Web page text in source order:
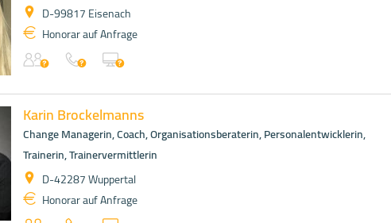
D-99817 Eisenach
Honorar auf Anfrage
Karin Brockelmanns
Change Managerin, Coach, Organisationsberaterin, Personalentwicklerin,
Trainerin, Trainervermittlerin
D-42287 Wuppertal
Honorar auf Anfrage